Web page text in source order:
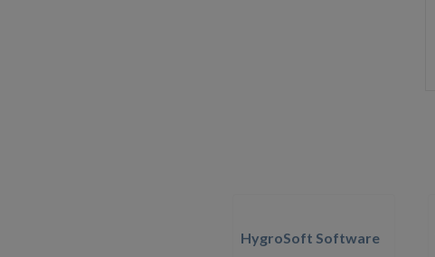
HygroSoft Software